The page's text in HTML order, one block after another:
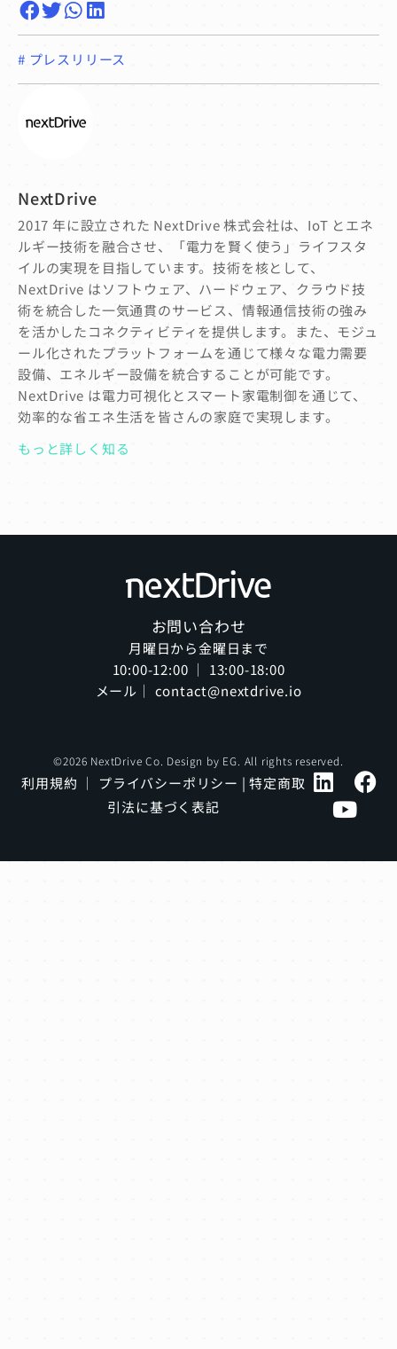
# プレスリリース
NextDrive
2017 年に設立された NextDrive 株式会社は、IoT とエネ
ルギー技術を融合させ、「電力を賢く使う」ライフスタ
イルの実現を目指しています。技術を核として、
NextDrive はソフトウェア、ハードウェア、クラウド技
術を統合した一気通貫のサービス、情報通信技術の強み
を活かしたコネクティビティを提供します。また、モジュ
ール化されたプラットフォームを通じて様々な電力需要
設備、エネルギー設備を統合することが可能です。
NextDrive は電力可視化とスマート家電制御を通じて、
効率的な省エネ生活を皆さんの家庭で実現します。
もっと詳しく知る
お問い合わせ
月曜日から金曜日まで
10:00-12:00 ｜ 13:00-18:00
メール｜ contact@nextdrive.io
©2026 NextDrive Co. Design by EG . All rights reserved.
利用規約 ｜ プライバシーポリシー |特定商取
引法に基づく表記